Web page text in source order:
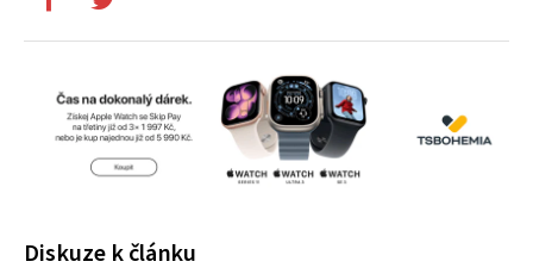
Diskuze k článku